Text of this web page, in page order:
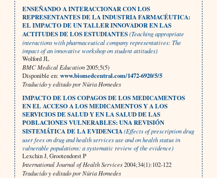
ENSEÑANDO A INTERACCIONAR CON LOS
REPRESENTANTES DE LA INDUSTRIA FARMACÉUTICA:
EL IMPACTO DE UN TALLER INNOVADOR EN LAS
ACTITUDES DE LOS ESTUDIANTES(Teaching appropriate
interactions with pharmaceutical company representatives: The
impact of an innovative workshop on student attitudes)
Wolford JL
BMC Medical Education2005;5(5)
Disponible en: www.biomedcentral.com/1472-6920/5/5
Traducido y editado por Núria Homedes
IMPACTO DE LOS COPAGOS DE LOS MEDICAMENTOS
EN EL ACCESO A LOS MEDICAMENTOS Y A LOS
SERVICIOS DE SALUD Y EN LA SALUD DE LAS
POBLACIONES VULNERABLES: UNA REVISIÓN
SISTEMÁTICA DE LA EVIDENCIA(Effects of prescription drug
user fees on drug and health services use and on health status in
vulnerable populations: a systematic review of the evidence)
Lexchin J, Grootendorst P
International Journal of Health Services2004;34(1):102-122
Traducido y editado por Núria Homedes